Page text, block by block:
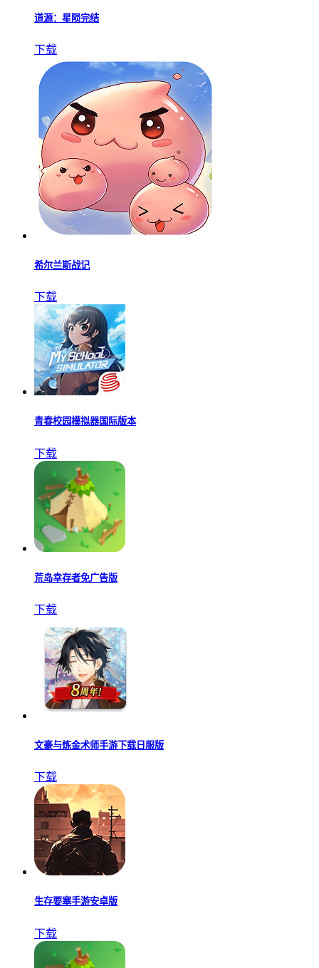
幸存者的黎明无限金币版
下载
道源：星陨完结
下载
希尔兰斯战记
下载
青春校园模拟器国际版本
下载
荒岛幸存者免广告版
下载